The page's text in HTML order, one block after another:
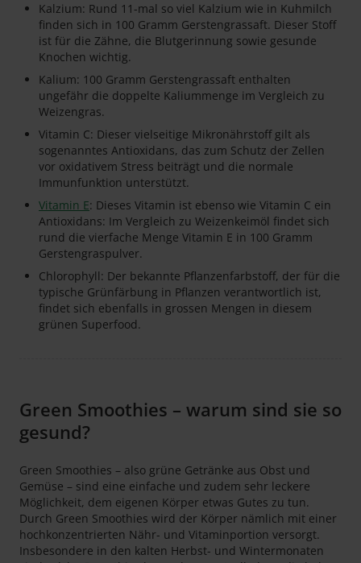
Kalzium: Rund 11-mal so viel Kalzium wie in Kuhmilch
finden sich in 100 Gramm Gerstengrassaft. Dieser Stoff
ist für die Zähne, die Blutgerinnung sowie gesunde
Knochen wichtig.
Kalium: 100 Gramm Gerstengrassaft enthalten
ungefähr die doppelte Kaliummenge im Vergleich zu
Weizengras.
Vitamin C: Dieser vielseitige Mikronährstoff gilt als
sogenanntes Antioxidans, das zum Schutz der Zellen
vor oxidativem Stress beiträgt und die normale
Immunfunktion unterstützt.
Vitamin E: Dieses Vitamin ist ebenso wie Vitamin C ein
Antioxidans: Im Vergleich zu Weizenkeimöl findet sich
rund die vierfache Menge Vitamin E in 100 Gramm
Gerstengraspulver.
Chlorophyll: Der bekannte Pflanzenfarbstoff, der für die
typische Grünfärbung in Pflanzen verantwortlich ist,
findet sich ebenfalls in grossen Mengen in diesem
grünen Superfood.
Green Smoothies – warum sind sie so
gesund?
Green Smoothies – also grüne Getränke aus Obst und
Gemüse – sind eine einfache und zudem sehr leckere
Möglichkeit, dem eigenen Körper etwas Gutes zu tun.
Durch Green Smoothies wird der Körper nämlich mit einer
hochkonzentrierten Nähr- und Vitaminportion versorgt.
Insbesondere in den kalten Herbst- und Wintermonaten